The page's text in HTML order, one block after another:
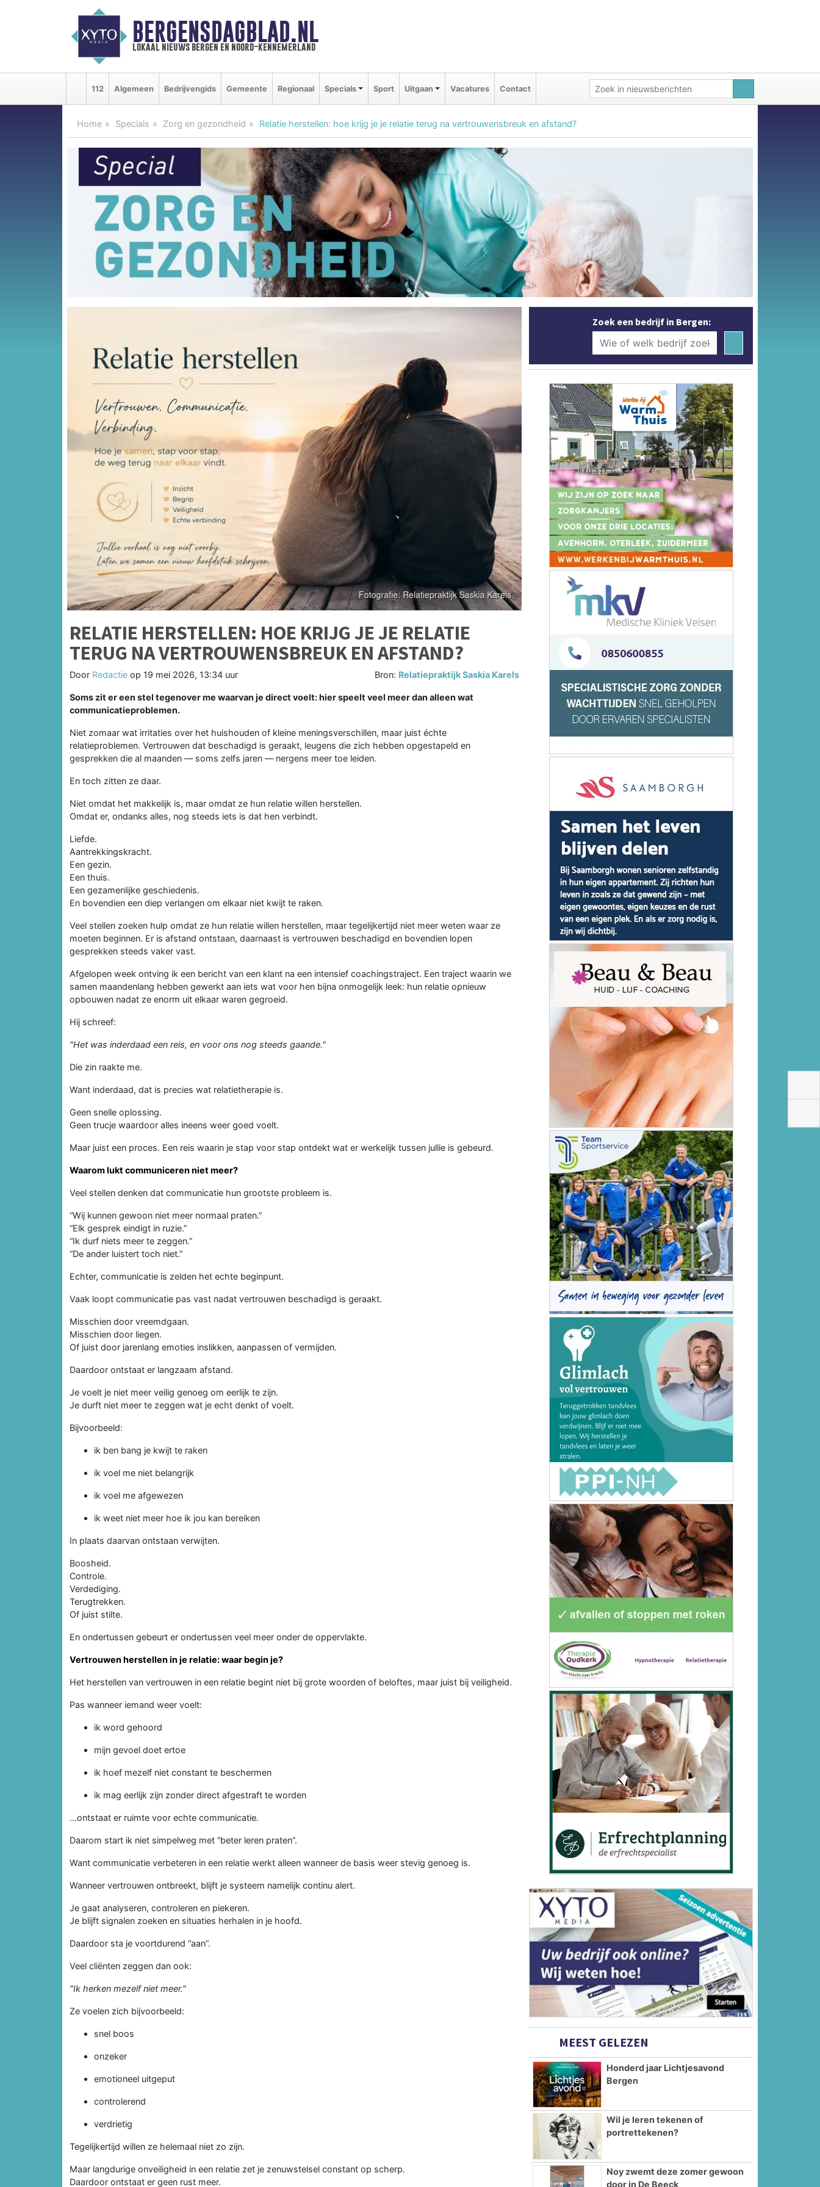
BERGENSDAGBLAD.NL
lokaal nieuws bergen en noord-kennemerland
112 Algemeen Bedrijvengids Gemeente Regionaal Specials Sport Uitgaan Vacatures Contact
Home Specials Zorg en gezondheid Relatie herstellen: hoe krijg je je relatie terug na vertrouwensbreuk en afstand?
RELATIE HERSTELLEN: HOE KRIJG JE JE RELATIE
TERUG NA VERTROUWENSBREUK EN AFSTAND?
Door Redactie op 19 mei 2026, 13:34 uur Bron: Relatiepraktijk Saskia Karels
Soms zit er een stel tegenover me waarvan je direct voelt: hier speelt veel meer dan alleen wat
communicatieproblemen.
Niet zomaar wat irritaties over het huishouden of kleine meningsverschillen, maar juist échte
relatieproblemen. Vertrouwen dat beschadigd is geraakt, leugens die zich hebben opgestapeld en
gesprekken die al maanden — soms zelfs jaren — nergens meer toe leiden.
En toch zitten ze daar.
Niet omdat het makkelijk is, maar omdat ze hun relatie willen herstellen.
Omdat er, ondanks alles, nog steeds iets is dat hen verbindt.
Liefde.
Aantrekkingskracht.
Een gezin.
Een thuis.
Een gezamenlijke geschiedenis.
En bovendien een diep verlangen om elkaar niet kwijt te raken.
Veel stellen zoeken hulp omdat ze hun relatie willen herstellen, maar tegelijkertijd niet meer weten waar ze
moeten beginnen. Er is afstand ontstaan, daarnaast is vertrouwen beschadigd en bovendien lopen
gesprekken steeds vaker vast.
Afgelopen week ontving ik een bericht van een klant na een intensief coachingstraject. Een traject waarin we
samen maandenlang hebben gewerkt aan iets wat voor hen bijna onmogelijk leek: hun relatie opnieuw
opbouwen nadat ze enorm uit elkaar waren gegroeid.
Hij schreef:
"Het was inderdaad een reis, en voor ons nog steeds gaande."
Die zin raakte me.
Want inderdaad, dat is precies wat relatietherapie is.
Geen snelle oplossing.
Geen trucje waardoor alles ineens weer goed voelt.
Maar juist een proces. Een reis waarin je stap voor stap ontdekt wat er werkelijk tussen jullie is gebeurd.
Waarom lukt communiceren niet meer?
Veel stellen denken dat communicatie hun grootste probleem is.
“Wij kunnen gewoon niet meer normaal praten.”
“Elk gesprek eindigt in ruzie.”
“Ik durf niets meer te zeggen.”
“De ander luistert toch niet.”
Echter, communicatie is zelden het echte beginpunt.
Vaak loopt communicatie pas vast nadat vertrouwen beschadigd is geraakt.
Misschien door vreemdgaan.
Misschien door liegen.
Of juist door jarenlang emoties inslikken, aanpassen of vermijden.
Daardoor ontstaat er langzaam afstand.
Je voelt je niet meer veilig genoeg om eerlijk te zijn.
Je durft niet meer te zeggen wat je echt denkt of voelt.
Bijvoorbeeld:
ik ben bang je kwijt te raken
ik voel me niet belangrijk
ik voel me afgewezen
ik weet niet meer hoe ik jou kan bereiken
In plaats daarvan ontstaan verwijten.
Boosheid.
Controle.
Verdediging.
Terugtrekken.
Of juist stilte.
En ondertussen gebeurt er ondertussen veel meer onder de oppervlakte.
Vertrouwen herstellen in je relatie: waar begin je?
Het herstellen van vertrouwen in een relatie begint niet bij grote woorden of beloftes, maar juist bij veiligheid.
Pas wanneer iemand weer voelt:
ik word gehoord
mijn gevoel doet ertoe
ik hoef mezelf niet constant te beschermen
ik mag eerlijk zijn zonder direct afgestraft te worden
…ontstaat er ruimte voor echte communicatie.
Daarom start ik niet simpelweg met “beter leren praten”.
Want communicatie verbeteren in een relatie werkt alleen wanneer de basis weer stevig genoeg is.
Wanneer vertrouwen ontbreekt, blijft je systeem namelijk continu alert.
Je gaat analyseren, controleren en piekeren.
Je blijft signalen zoeken en situaties herhalen in je hoofd.
Daardoor sta je voortdurend “aan”.
Veel cliënten zeggen dan ook:
"Ik herken mezelf niet meer."
Ze voelen zich bijvoorbeeld:
snel boos
onzeker
emotioneel uitgeput
controlerend
verdrietig
Tegelijkertijd willen ze helemaal niet zo zijn.
Maar langdurige onveiligheid in een relatie zet je zenuwstelsel constant op scherp.
Daardoor ontstaat er geen rust meer.
Zoek een bedrijf in Bergen:
MEEST GELEZEN
Honderd jaar Lichtjesavond
Bergen
Wil je leren tekenen of
portrettekenen?
Noy zwemt deze zomer gewoon
door in De Beeck